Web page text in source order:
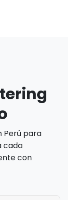
Perú para
cada
con